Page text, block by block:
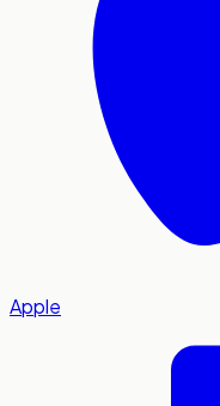
Apple